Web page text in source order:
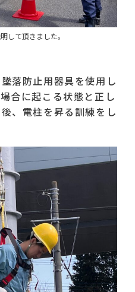
して頂きました。
落防止用器具を使用し
合に起こる状態と正し
、電柱を昇る訓練をし